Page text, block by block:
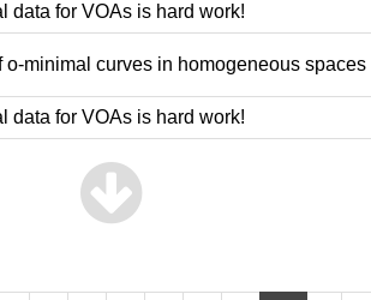
data for VOAs is hard work!
o-minimal curves in homogeneous spaces
data for VOAs is hard work!